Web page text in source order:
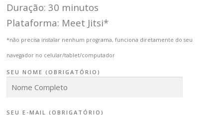
Duração: 30 minutos
Plataforma: Meet Jitsi*
*não precisa instalar nenhum programa, funciona diretamente do seu
navegador no celular/tablet/computador
SEU NOME (OBRIGATÓRIO)
SEU E-MAIL (OBRIGATÓRIO)